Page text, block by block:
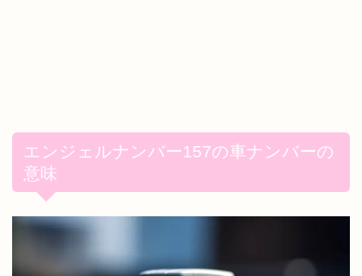
エンジェルナンバー157の車ナンバーの
意味